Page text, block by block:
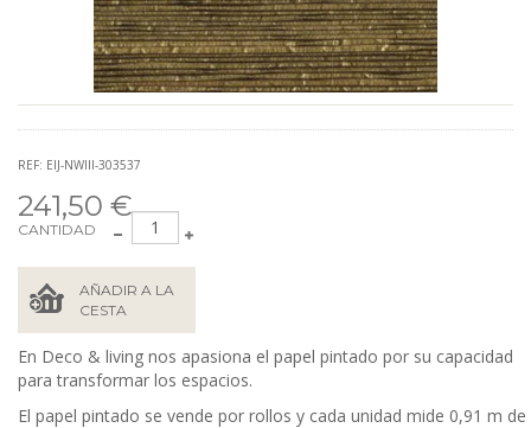
REF: EIJ-NWIII-303537
241,50 €
CANTIDAD
AÑADIR A LA
CESTA
En Deco & living nos apasiona el papel pintado por su capacidad
para transformar los espacios.
El papel pintado se vende por rollos y cada unidad mide 0,91 m de